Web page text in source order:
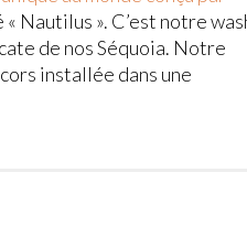
Nautilus ». C’est notre
de nos Séquoia. Notre
installée dans une